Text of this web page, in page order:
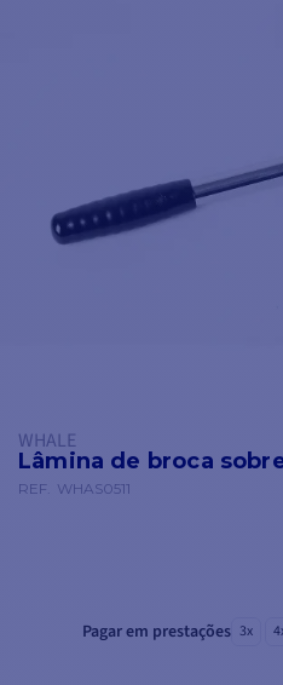
WHALE
Lâmina de broca
REF. WHAS0511
Pagar em prestações 3x